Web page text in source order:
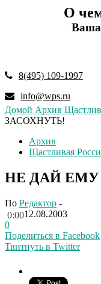
О
Ваша
8(495) 109-1997
info@wps.ru
Домой Архив
ЗАСОХНУТЬ!
Архив
Щастливая
НЕ ДАЙ ЕМУ
По Редактор -
12.08.2003
0:00
0
Поделиться в Facebook
Твитнуть в Twitter